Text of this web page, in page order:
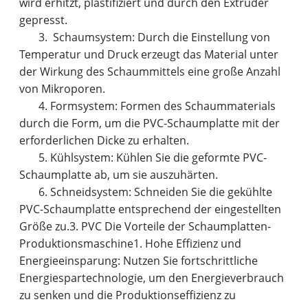
gepresst.
3. Schaumsystem: Durch die Einstellung von
Temperatur und Druck erzeugt das Material unter
der Wirkung des Schaummittels eine große Anzahl
von Mikroporen.
4. Formsystem: Formen des Schaummaterials
durch die Form, um die PVC-Schaumplatte mit der
erforderlichen Dicke zu erhalten.
5. Kühlsystem: Kühlen Sie die geformte PVC-
Schaumplatte ab, um sie auszuhärten.
6. Schneidsystem: Schneiden Sie die gekühlte
PVC-Schaumplatte entsprechend der eingestellten
Größe zu.3. PVC Die Vorteile der Schaumplatten-
Produktionsmaschine1. Hohe Effizienz und
Energieeinsparung: Nutzen Sie fortschrittliche
Energiespartechnologie, um den Energieverbrauch
zu senken und die Produktionseffizienz zu